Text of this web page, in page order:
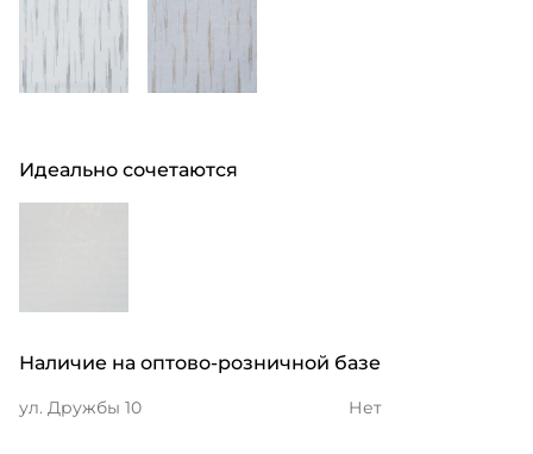
Идеально сочетаются
Наличие на оптово-розничной базе
ул. Дружбы 10 Нет